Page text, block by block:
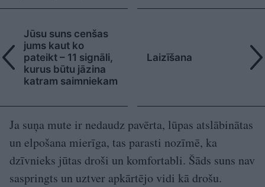
Jūsu suns cenšas
jums kaut ko
pateikt – 11 signāli,
kurus būtu jāzina
katram saimniekam
Laizīšana
Ja suņa mute ir nedaudz pavērta, lūpas atslābinātas
un elpošana mierīga, tas parasti nozīmē, ka
dzīvnieks jūtas droši un komfortabli. Šāds suns nav
saspringts un uztver apkārtējo vidi kā drošu.